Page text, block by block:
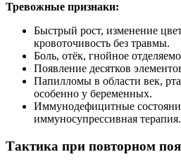
Тревожные признаки:
Быстрый рост, изменение
кровоточивость без травмы.
Боль, отёк, гнойное
Появление десятков
Папилломы в области век,
особенно у беременных.
Иммунодефицитные
иммуносупрессивная терапия.
Тактика при повторном